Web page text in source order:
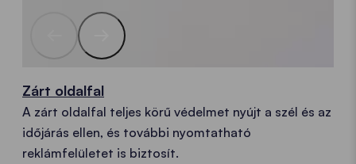
Zárt oldalfal
A zárt oldalfal teljes körű védelmet nyújt a szél és az
időjárás ellen, és további nyomtatható
reklámfelületet is biztosít.